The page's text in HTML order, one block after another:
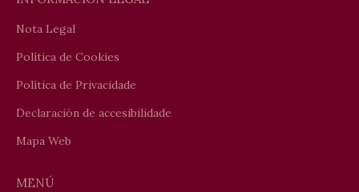
Nota Legal
Política de Cookies
Política de Privacidade
Declaración de accesibilidade
Mapa Web
MENÚ